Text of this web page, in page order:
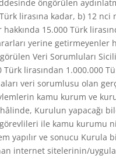
öngörülen
lirasına kadar, b) 12
15.000 Türk
yerine getirmeyenler
Veri Sorumluları
lirasından 1.000.000
veri sorumlusu olan
kamu kurum ve
Kurulun yapacağı
ile kamu kurumu
yapılır ve sonucu Kurula
internet sitelerinin/